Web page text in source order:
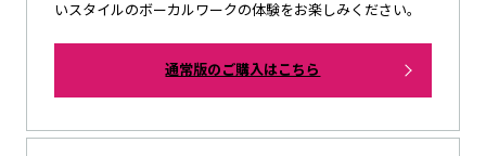
いスタイルのボーカルワークの体験をお楽しみください。
通常版のご購入はこちら